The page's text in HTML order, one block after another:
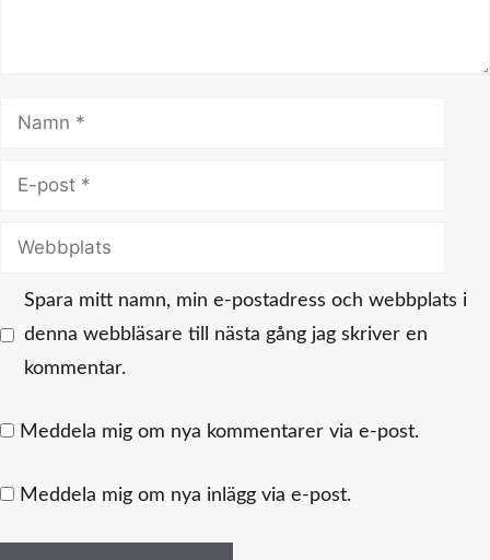
Namn
Webbplats
Spara mitt namn, min e-postadress och webbplats i
denna webbläsare till nästa gång jag skriver en
kommentar.
Meddela mig om nya kommentarer via e-post.
Meddela mig om nya inlägg via e-post.